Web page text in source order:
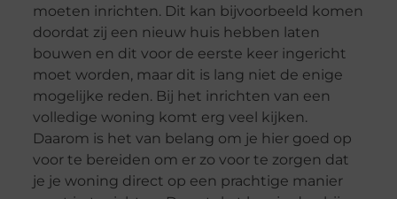
moeten inrichten. Dit kan bijvoorbeeld komen
doordat zij een nieuw huis hebben laten
bouwen en dit voor de eerste keer ingericht
moet worden, maar dit is lang niet de enige
mogelijke reden. Bij het inrichten van een
volledige woning komt erg veel kijken.
Daarom is het van belang om je hier goed op
voor te bereiden om er zo voor te zorgen dat
je je woning direct op een prachtige manier